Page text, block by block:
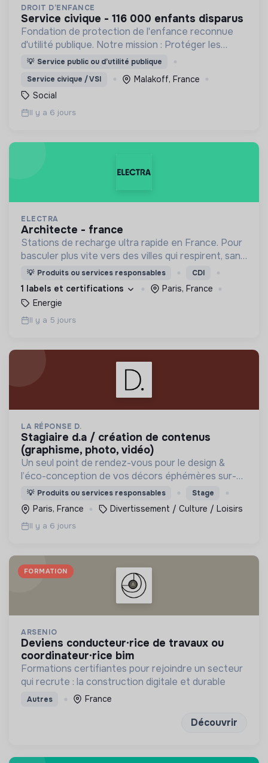
DROIT D’ENFANCE
service civique - 116 000 enfants disparus
Fondation de protection de l'enfance reconnue
d'utilité publique. Notre mission : Protéger les
enfants et accompagner les familles.
💡 Service public ou d’utilité publique
Service civique / VSI
Malakoff, France
Social
Il y a 6 jours
ELECTRA
architecte - france
Stations de recharge ultra rapide en France. Pour
basculer plus vite vers des villes qui respirent, sans
CO₂ et sans bruit.
💡 Produits ou services responsables CDI
1 labels et certifications
Paris, France
Energie
Il y a 5 jours
LA RÉPONSE D.
stagiaire d.a / création de contenus
(graphisme, photo, vidéo)
Un seul point de rendez-vous pour le design &
l’éco-conception de vos décors éphémères sur-
mesure. Réconcilions désirable et responsable !
💡 Produits ou services responsables Stage
Paris, France Divertissement / Culture / Loisirs
Il y a 6 jours
FORMATION
ARSENIO
deviens conducteur·rice de travaux ou
coordinateur·rice bim
Formations certifiantes pour rejoindre un secteur
qui recrute : la construction digitale et durable
Autres France
Découvrir